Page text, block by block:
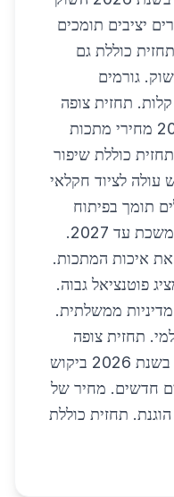
יציבים תומכים
כוללת גם
גורמים
תחזית צופה
המשך ביקוש גבוה. בשנת 2026 מחירי מתכות
כוללת שיפור
עולה לציוד חקלאי
של 4100 שקלים תומך בפיתוח
הענף. תחזית צופה צמיחה מתמשכת עד 2027.
איכות המתכות.
מציג פוטנציאל גבוה.
ממשלתית.
תחזית צופה
יציבות יחסית למרות אתגרים. בשנת 2026 ביקוש
חדשים. מחיר של
הוגנת. תחזית כוללת